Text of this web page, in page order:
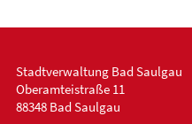
Stadtverwaltung Bad Saulgau
Oberamteistraße 11
88348 Bad Saulgau